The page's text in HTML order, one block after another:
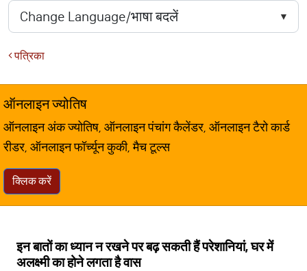
पत्रिका
ऑनलाइन ज्योतिष
ऑनलाइन अंक ज्योतिष, ऑनलाइन पंचांग कैलेंडर, ऑनलाइन टैरो कार्ड
रीडर, ऑनलाइन फॉर्च्यून कुकी, मैच टूल्स
क्लिक करें
इन बातों का ध्यान न रखने पर बढ़ सकती हैं परेशानियां, घर में
अलक्ष्मी का होने लगता है वास